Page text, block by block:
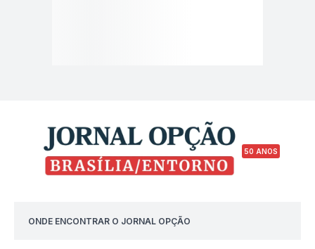
50 ANOS
ONDE ENCONTRAR O JORNAL OPÇÃO